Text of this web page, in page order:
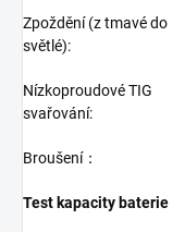
Zpoždění (z tmavé do
světlé):
Nízkoproudové TIG
svařování:
Broušení：
Test kapacity baterie